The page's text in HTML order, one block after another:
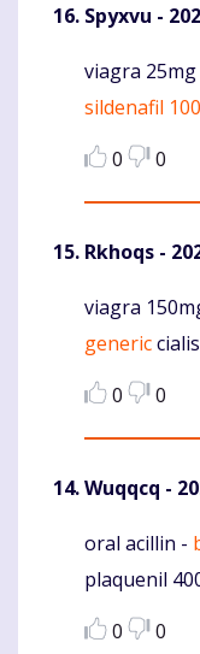
Spyxvu -
Komentaras
viagra
sildenafil
0
0
Rkhoqs -
Komentaras
viagra
generic
0
0
Wuqqcq -
Komentaras
oral acillin -
plaquenil
0
0